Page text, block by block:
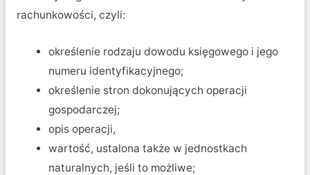
rachunkowości, czyli:
określenie rodzaju dowodu księgowego i jego
numeru identyfikacyjnego;
określenie stron dokonujących operacji
gospodarczej;
opis operacji,
wartość, ustalona także w jednostkach
naturalnych, jeśli to możliwe;